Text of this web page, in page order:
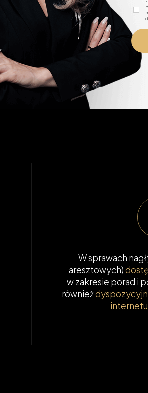
W sprawach
aresztowych)
w zakresie porad i
również